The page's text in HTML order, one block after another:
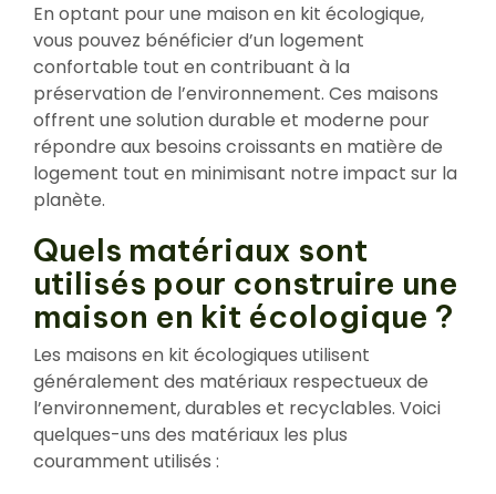
En optant pour une maison en kit écologique,
vous pouvez bénéficier d’un logement
confortable tout en contribuant à la
préservation de l’environnement. Ces maisons
offrent une solution durable et moderne pour
répondre aux besoins croissants en matière de
logement tout en minimisant notre impact sur la
planète.
Quels matériaux sont
utilisés pour construire une
maison en kit écologique ?
Les maisons en kit écologiques utilisent
généralement des matériaux respectueux de
l’environnement, durables et recyclables. Voici
quelques-uns des matériaux les plus
couramment utilisés :